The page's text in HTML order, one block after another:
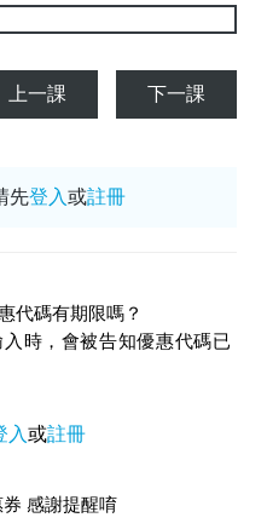
上一課 下一課
先登入或註冊
代碼有期限嗎？
時，會被告知優惠代碼已
入或註冊
感謝提醒唷